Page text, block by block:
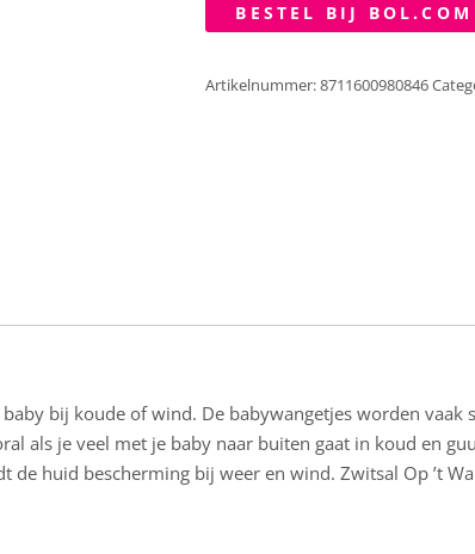
BESTEL BIJ BOL.COM
Artikelnummer:8711600980846
bij koude of wind. De babywangetjes worden
als je veel met je baby naar buiten gaat in koud en
de huid bescherming bij weer en wind. Zwitsal Op ’t